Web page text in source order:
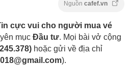
Nguồn cafef.vn
cực vui cho người mua vé
mục Đầu tư. Mọi bài vở cộng
) hoặc gửi về địa chỉ
).